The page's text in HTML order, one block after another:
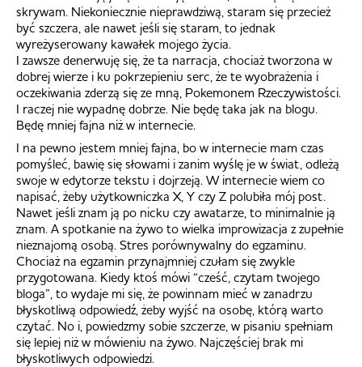
skrywam. Niekoniecznie nieprawdziwą, staram się przecież
być szczera, ale nawet jeśli się staram, to jednak
wyreżyserowany kawałek mojego życia.
I zawsze denerwuję się, że ta narracja, chociaż tworzona w
dobrej wierze i ku pokrzepieniu serc, że te wyobrażenia i
oczekiwania zderzą się ze mną, Pokemonem Rzeczywistości.
I raczej nie wypadnę dobrze. Nie będę taka jak na blogu.
Będę mniej fajna niż w internecie.
I na pewno jestem mniej fajna, bo w internecie mam czas
pomyśleć, bawię się słowami i zanim wyślę je w świat, odleżą
swoje w edytorze tekstu i dojrzeją. W internecie wiem co
napisać, żeby użytkowniczka X, Y czy Z polubiła mój post.
Nawet jeśli znam ją po nicku czy awatarze, to minimalnie ją
znam. A spotkanie na żywo to wielka improwizacja z zupełnie
nieznajomą osobą. Stres porównywalny do egzaminu.
Chociaż na egzamin przynajmniej czułam się zwykle
przygotowana. Kiedy ktoś mówi “cześć, czytam twojego
bloga”, to wydaje mi się, że powinnam mieć w zanadrzu
błyskotliwą odpowiedź, żeby wyjść na osobę, którą warto
czytać. No i, powiedzmy sobie szczerze, w pisaniu spełniam
się lepiej niż w mówieniu na żywo. Najczęściej brak mi
błyskotliwych odpowiedzi.